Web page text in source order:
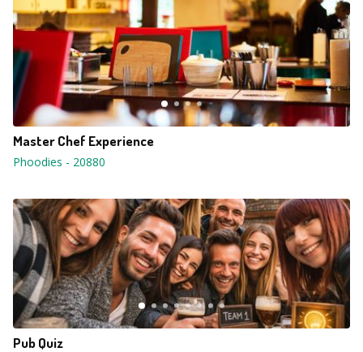
Master Chef Experience
Phoodies - 20880
Pub Quiz